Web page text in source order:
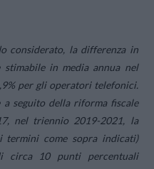
considerato, la differenza in
in media annua nel
per gli operatori telefonici.
a seguito della riforma fiscale
nel triennio 2019-2021, la
termini come sopra indicati)
circa 10 punti percentuali